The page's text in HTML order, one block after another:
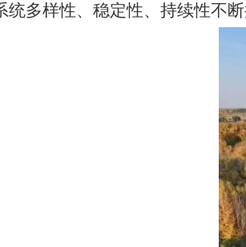
统多样性、稳定性、持续性不断